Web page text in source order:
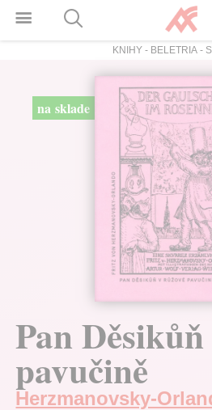
KNIHY- BELETRIA-
na sklade
Pan
pavučině
Herzmanovsky-